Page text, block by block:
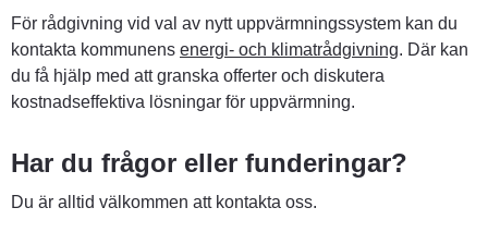
För rådgivning vid val av nytt uppvärmningssystem kan du
kontakta kommunens energi- och klimatrådgivning. Där kan
du få hjälp med att granska offerter och diskutera
kostnadseffektiva lösningar för uppvärmning.
Har du frågor eller funderingar?
Du är alltid välkommen att kontakta oss.